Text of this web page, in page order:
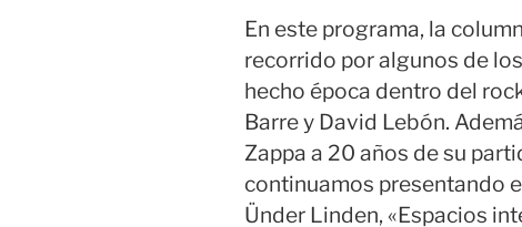
En este programa, la
recorrido por algunos de
hecho época dentro del
Barre y David Lebón.
Zappa a 20 años de su
continuamos presentando
Ünder Linden, «Espacios